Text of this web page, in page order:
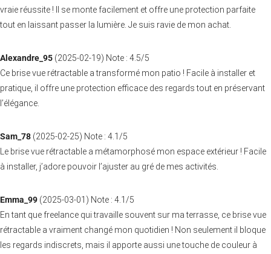
vraie réussite ! Il se monte facilement et offre une protection parfaite
tout en laissant passer la lumière. Je suis ravie de mon achat.
Alexandre_95 (2025-02-19) Note : 4.5/5
Ce brise vue rétractable a transformé mon patio ! Facile à installer et
pratique, il offre une protection efficace des regards tout en préservant
l’élégance.
Sam_78 (2025-02-25) Note : 4.1 /5
Le brise vue rétractable a métamorphosé mon espace extérieur ! Facile
à installer, j’adore pouvoir l’ajuster au gré de mes activités.
Emma_99 (2025-03-01 ) Note : 4.1 /5
En tant que freelance qui travaille souvent sur ma terrasse, ce brise vue
rétractable a vraiment changé mon quotidien ! Non seulement il bloque
les regards indiscrets, mais il apporte aussi une touche de couleur à